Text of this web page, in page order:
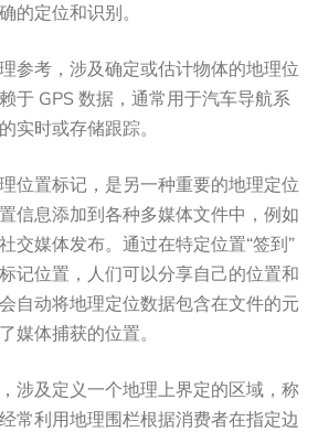
的定位和识别。
参考，涉及确定或估计物体的地理位
于 GPS 数据，通常用于汽车导航系
实时或存储跟踪。
位置标记，是另一种重要的地理定位
信息添加到各种多媒体文件中，例如
交媒体发布。通过在特定位置“签到”
记位置，人们可以分享自己的位置和
自动将地理定位数据包含在文件的元
媒体捕获的位置。
涉及定义一个地理上界定的区域，称
常利用地理围栏根据消费者在指定边